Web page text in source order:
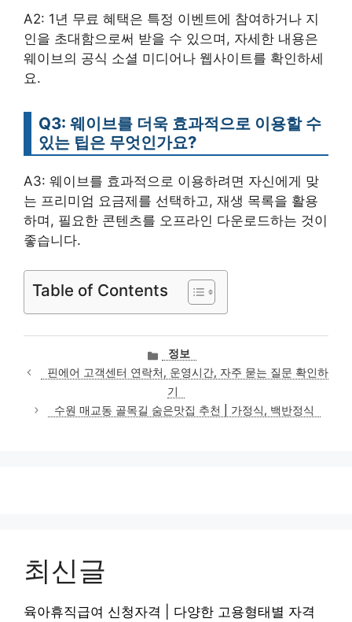
A2: 1년 무료 혜택은 특정 이벤트에 참여하거나 지
인을 초대함으로써 받을 수 있으며, 자세한 내용은
웨이브의 공식 소셜 미디어나 웹사이트를 확인하세
요.
Q3: 웨이브를 더욱 효과적으로 이용할 수
있는 팁은 무엇인가요?
A3: 웨이브를 효과적으로 이용하려면 자신에게 맞
는 프리미엄 요금제를 선택하고, 재생 목록을 활용
하며, 필요한 콘텐츠를 오프라인 다운로드하는 것이
좋습니다.
Table of Contents
카
테
고
리
정보
핀에어 고객센터 연락처, 운영시간, 자주 묻는 질문 확인하
기
수원 매교동 골목길 숨은맛집 추천 | 가정식, 백반정식
최신글
육아휴직급여 신청자격 | 다양한 고용형태별 자격